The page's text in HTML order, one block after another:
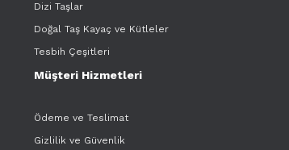
Dizi Taşlar
Doğal Taş Kayaç ve Kütleler
Tesbih Çeşitleri
Müşteri Hizmetleri
Ödeme ve Teslimat
Gizlilik ve Güvenlik